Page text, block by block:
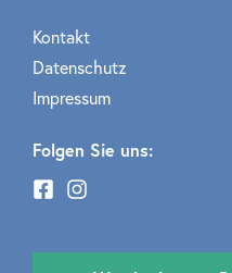
Kontakt
Datenschutz
Impressum
Folgen Sie uns: